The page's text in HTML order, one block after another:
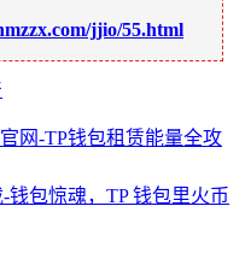
jjio/55.html
网-TP钱包租赁能量全攻
钱包惊魂，TP 钱包里火币